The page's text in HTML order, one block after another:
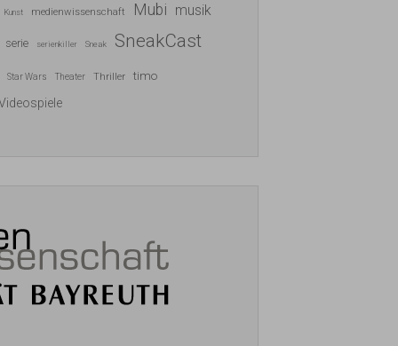
Kunst medienwissenschaft Mubi musik
serie serienkiller Sneak SneakCast
Star Wars Theater Thriller timo